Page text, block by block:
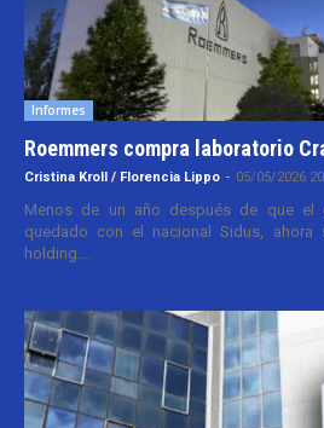
Informes
Roemmers compra laboratorio
Cristina Kroll / Florencia Lippo - 05/05/2026
Menos de un año después de que el
quedado con el nacional Sidus, ahora
holding....